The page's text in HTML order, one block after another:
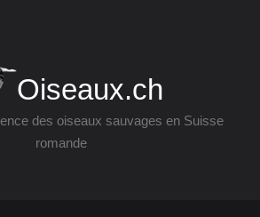
Oiseaux.ch
des oiseaux sauvages en Suisse
romande